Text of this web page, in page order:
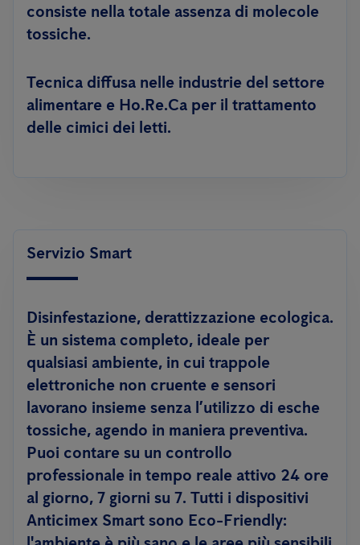
consiste nella totale assenza di molecole
tossiche.
Tecnica diffusa nelle industrie del settore
alimentare e Ho.Re.Ca per il trattamento
delle cimici dei letti.
Servizio Smart
Disinfestazione, derattizzazione ecologica.
È un sistema completo, ideale per
qualsiasi ambiente, in cui trappole
elettroniche non cruente e sensori
lavorano insieme senza l’utilizzo di esche
tossiche, agendo in maniera preventiva.
Puoi contare su un controllo
professionale in tempo reale attivo 24 ore
al giorno, 7 giorni su 7. Tutti i dispositivi
Anticimex Smart sono Eco-Friendly: